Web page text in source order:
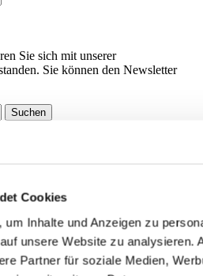
Cookies
Inhalte und Anzeigen zu
unsere Website zu
Partner für soziale Medien,
Sie sich mit unserer
Sie können den Newsletter
und Trainer